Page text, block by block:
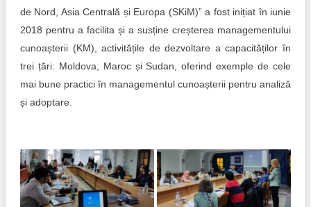
de Nord, Asia Centrală și Europa (SKiM)” a fost inițiat în iunie
2018 pentru a facilita și a susține creșterea managementului
cunoașterii (KM), activitățile de dezvoltare a capacităților în
trei țări: Moldova, Maroc și Sudan, oferind exemple de cele
mai bune practici în managementul cunoașterii pentru analiză
și adoptare.